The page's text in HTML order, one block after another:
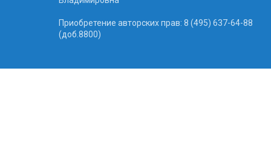
Приобретение авторских прав: 8 (495) 637-64-88
(доб.8800)